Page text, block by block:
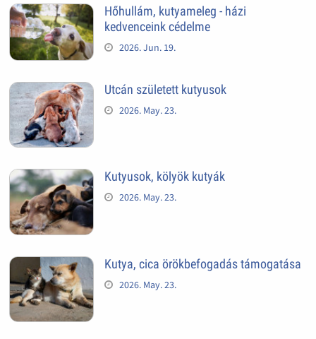
Hőhullám, kutyameleg - házi
kedvenceink cédelme
2026. Jun. 19.
Utcán született kutyusok
2026. May. 23.
Kutyusok, kölyök kutyák
2026. May. 23.
Kutya, cica örökbefogadás támogatása
2026. May. 23.